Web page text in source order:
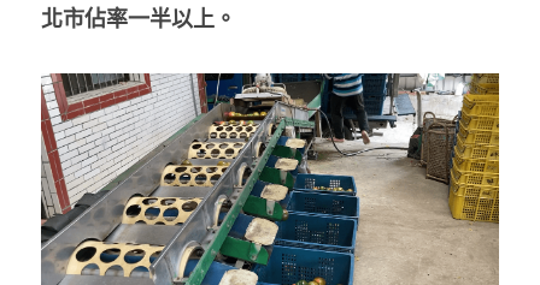
北市佔率一半以上。